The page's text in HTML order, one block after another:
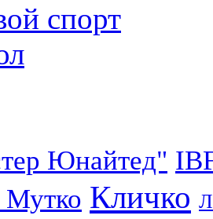
спорт
Юнайтед"
Мутко Кличко